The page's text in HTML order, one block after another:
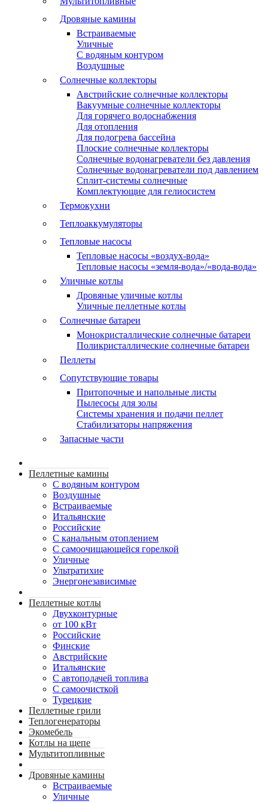
Дровяные камины
Встраиваемые
Уличные
С водяным контуром
Воздушные
Солнечные коллекторы
Австрийские солнечные коллекторы
Вакуумные солнечные коллекторы
Для горячего водоснабжения
Для отопления
Для подогрева бассейна
Плоские солнечные коллекторы
Солнечные водонагреватели без давления
Солнечные водонагреватели под давлением
Сплит-системы солнечные
Комплектующие для гелиосистем
Термокухни
Теплоаккумуляторы
Тепловые насосы
Тепловые насосы «воздух-вода»
Тепловые насосы «земля-вода»/«вода-вода»
Уличные котлы
Дровяные уличные котлы
Уличные пеллетные котлы
Солнечные батареи
Монокристаллические солнечные батареи
Поликристаллические солнечные батареи
Пеллеты
Сопутствующие товары
Притопочные и напольные листы
Пылесосы для золы
Системы хранения и подачи пеллет
Стабилизаторы напряжения
Запасные части
Пеллетные камины
C водяным контуром
Воздушные
Встраиваемые
Итальянские
Российские
С канальным отоплением
С самоочищающейся горелкой
Уличные
Ультратихие
Энергонезависимые
Пеллетные котлы
Двухконтурные
от 100 кВт
Российские
Финские
Австрийские
Итальянские
С автоподачей топлива
С самоочисткой
Турецкие
Пеллетные грили
Теплогенераторы
Экомебель
Котлы на щепе
Мультитопливные
Дровяные камины
Встраиваемые
Уличные